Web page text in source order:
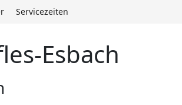
Servicezeiten
Esbach